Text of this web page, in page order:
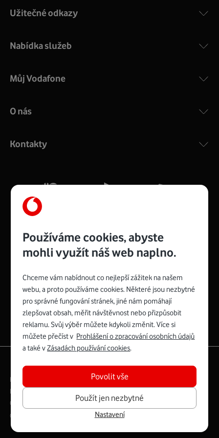
COMPAL CH7465VF
silný signál pro celou domácnost. Kompaktní rozměry 21
Více o COMPAL CH7465VF
Zyxel VMG8623-T50B:
Rozměry modemu jsou 16 x 22 x 7,5 cm (včetně stojánku)
a nabízí 4 gigabitové LAN porty a bezdrátové připojení Wi-
Fi ve verzích 802.11 b/g/n/ac pro frekvenci 2,4 GHz a
Mb/s.
Více o Zyxel VMG8623-T50B
Spojte se s Vodafonem
Užitečné odkazy
Nabídka služeb
Můj Vodafone
O nás
Kontakty
Právní­ podmí­nky
Ochrana soukromí­
Digitální odpovědnost
Ceník
Copyright © 2026 Vodafone Czech Republic a.s.
Používáme cookies, abyste
mohli využít náš web naplno.
Chceme vám nabídnout co nejlepší zážitek na našem
webu, a proto používáme cookies. Některé jsou nezbytné
pro správné fungování stránek, jiné nám pomáhají
zlepšovat obsah, měřit návštěvnost nebo přizpůsobit
reklamu. Svůj výběr můžete kdykoli změnit. Více si
můžete přečíst v Prohlášení o zpracování osobních údajů
a také vZásadách používání cookies.
Použít jen nezbytné
Povolit vše
Nastavení